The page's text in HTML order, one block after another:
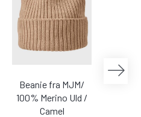
Beanie fra MJM/
100% Merino Uld /
Camel